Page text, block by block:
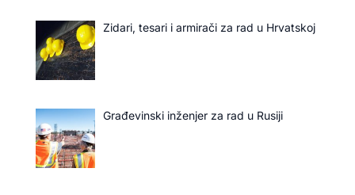
Zidari, tesari i armirači za rad u Hrvatskoj
Građevinski inženjer za rad u Rusiji